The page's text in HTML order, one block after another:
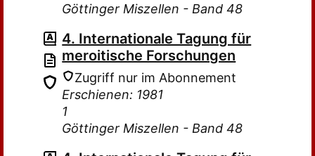
Göttinger Miszellen - Band 48
4. Internationale Tagung für
meroitische Forschungen
Zugriff nur im Abonnement
Erschienen: 1981
1
Göttinger Miszellen - Band 48